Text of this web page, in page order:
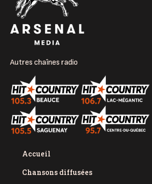
Autres chaînes radio
Accueil
Chansons diffusées